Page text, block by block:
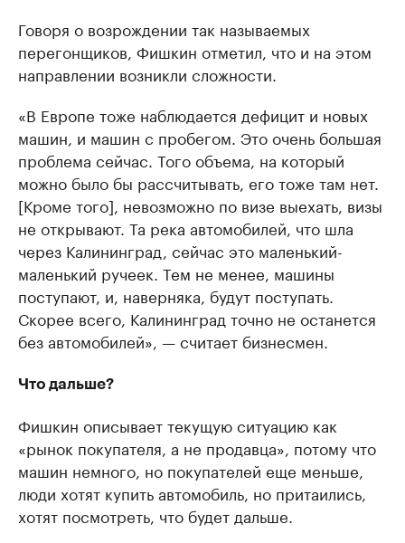
Говоря о возрождении так называемых
перегонщиков, Фишкин отметил, что и на этом
направлении возникли сложности.
«В Европе тоже наблюдается дефицит и новых
машин, и машин с пробегом. Это очень большая
проблема сейчас. Того объема, на который
можно было бы рассчитывать, его тоже там нет.
[Кроме того], невозможно по визе выехать, визы
не открывают. Та река автомобилей, что шла
через Калининград, сейчас это маленький-
маленький ручеек. Тем не менее, машины
поступают, и, наверняка, будут поступать.
Скорее всего, Калининград точно не останется
без автомобилей», — считает бизнесмен.
Что дальше?
Фишкин описывает текущую ситуацию как
«рынок покупателя, а не продавца», потому что
машин немного, но покупателей еще меньше,
люди хотят купить автомобиль, но притаились,
хотят посмотреть, что будет дальше.